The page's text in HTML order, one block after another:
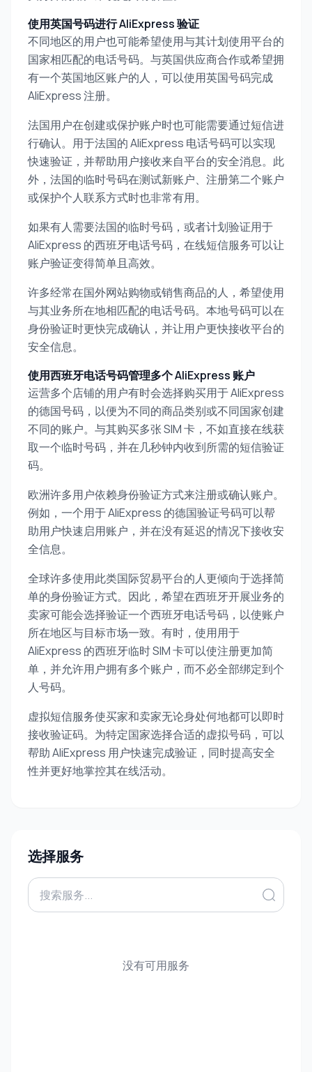
使用英国号码进行 AliExpress 验证
不同地区的用户也可能希望使用与其计划使用平台的
国家相匹配的电话号码。与英国供应商合作或希望拥
有一个英国地区账户的人，可以使用英国号码完成
AliExpress 注册。
法国用户在创建或保护账户时也可能需要通过短信进
行确认。用于法国的 AliExpress 电话号码可以实现
快速验证，并帮助用户接收来自平台的安全消息。此
外，法国的临时号码在测试新账户、注册第二个账户
或保护个人联系方式时也非常有用。
如果有人需要法国的临时号码，或者计划验证用于
AliExpress 的西班牙电话号码，在线短信服务可以让
账户验证变得简单且高效。
许多经常在国外网站购物或销售商品的人，希望使用
与其业务所在地相匹配的电话号码。本地号码可以在
身份验证时更快完成确认，并让用户更快接收平台的
安全信息。
使用西班牙电话号码管理多个 AliExpress 账户
运营多个店铺的用户有时会选择购买用于 AliExpress
的德国号码，以便为不同的商品类别或不同国家创建
不同的账户。与其购买多张 SIM 卡，不如直接在线获
取一个临时号码，并在几秒钟内收到所需的短信验证
码。
欧洲许多用户依赖身份验证方式来注册或确认账户。
例如，一个用于 AliExpress 的德国验证号码可以帮
助用户快速启用账户，并在没有延迟的情况下接收安
全信息。
全球许多使用此类国际贸易平台的人更倾向于选择简
单的身份验证方式。因此，希望在西班牙开展业务的
卖家可能会选择验证一个西班牙电话号码，以使账户
所在地区与目标市场一致。有时，使用用于
AliExpress 的西班牙临时 SIM 卡可以使注册更加简
单，并允许用户拥有多个账户，而不必全部绑定到个
人号码。
虚拟短信服务使买家和卖家无论身处何地都可以即时
接收验证码。为特定国家选择合适的虚拟号码，可以
帮助 AliExpress 用户快速完成验证，同时提高安全
性并更好地掌控其在线活动。
选择服务
没有可用服务